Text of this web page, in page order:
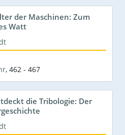
der Maschinen: Zum
Watt
, 462 - 467
die Tribologie: Der